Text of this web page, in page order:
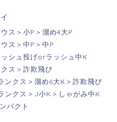
ス＞小P＞溜め4大P
ス＞中P＞中P
シュ投げorラッシュ中K
ス＞詐欺飛び
クス＞溜め6大K＞詐欺飛び
クス＞J小K＞しゃがみ中K
パクト